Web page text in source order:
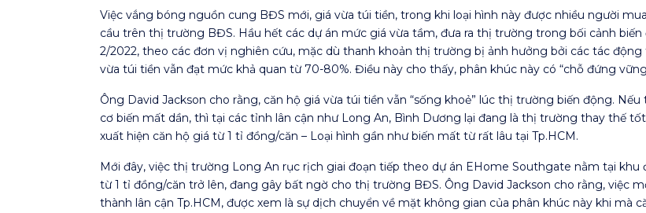
Việc vắng bóng nguồn cung BĐS mới, giá vừa túi tiền, trong khi loại hình này được nhiều người
cầu trên thị trường BĐS. Hầu hết các dự án mức giá vừa tầm, đưa ra thị trường trong bối cảnh
2/2022, theo các đơn vị nghiên cứu, mặc dù thanh khoản thị trường bị ảnh hưởng bởi các tác
vừa túi tiền vẫn đạt mức khả quan từ 70-80%. Điều này cho thấy, phân khúc này có “chỗ đứng
Ông David Jackson cho rằng, căn hộ giá vừa túi tiền vẫn “sống khoẻ” lúc thị trường biến động.
cơ biến mất dần, thì tại các tỉnh lân cận như Long An, Bình Dương lại đang là thị trường thay thế
xuất hiện căn hộ giá từ 1 tỉ đồng/căn – Loại hình gần như biến mất từ rất lâu tại Tp.HCM.
Mới đây, việc thị trường Long An rục rịch giai đoạn tiếp theo dự án EHome Southgate nằm tại khu
từ 1 tỉ đồng/căn trở lên, đang gây bất ngờ cho thị trường BĐS. Ông David Jackson cho rằng, việc
thành lân cận Tp.HCM, được xem là sự dịch chuyển về mặt không gian của phân khúc này khi mà